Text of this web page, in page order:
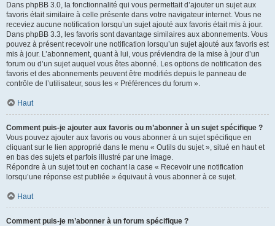
Dans phpBB 3.0, la fonctionnalité qui vous permettait d’ajouter un sujet aux
favoris était similaire à celle présente dans votre navigateur internet. Vous ne
receviez aucune notification lorsqu’un sujet ajouté aux favoris était mis à jour.
Dans phpBB 3.3, les favoris sont davantage similaires aux abonnements. Vous
pouvez à présent recevoir une notification lorsqu’un sujet ajouté aux favoris est
mis à jour. L’abonnement, quant à lui, vous préviendra de la mise à jour d’un
forum ou d’un sujet auquel vous êtes abonné. Les options de notification des
favoris et des abonnements peuvent être modifiés depuis le panneau de
contrôle de l’utilisateur, sous les « Préférences du forum ».
Haut
Comment puis-je ajouter aux favoris ou m’abonner à un sujet spécifique ?
Vous pouvez ajouter aux favoris ou vous abonner à un sujet spécifique en
cliquant sur le lien approprié dans le menu « Outils du sujet », situé en haut et
en bas des sujets et parfois illustré par une image.
Répondre à un sujet tout en cochant la case « Recevoir une notification
lorsqu’une réponse est publiée » équivaut à vous abonner à ce sujet.
Haut
Comment puis-je m’abonner à un forum spécifique ?